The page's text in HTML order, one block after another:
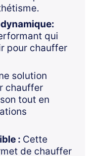
qui
pour chauffer
solution
chauffer
tout en
: Cette
de chauffer